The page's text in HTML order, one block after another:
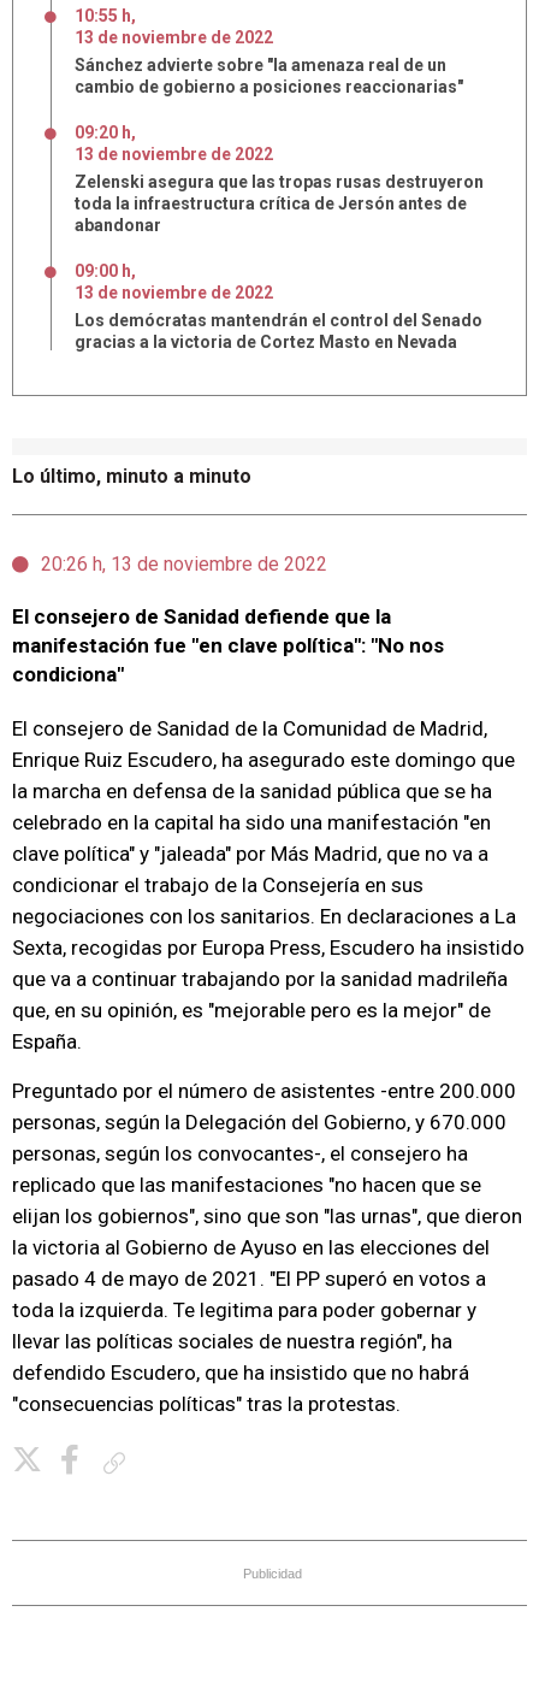
Lo último, minuto a minuto
20:26 h, 13 de noviembre de 2022
El consejero de Sanidad defiende que la
manifestación fue "en clave política": "No nos
condiciona"
El consejero de Sanidad de la Comunidad de Madrid,
Enrique Ruiz Escudero, ha asegurado este domingo que
la marcha en defensa de la sanidad pública que se ha
celebrado en la capital ha sido una manifestación "en
clave política" y "jaleada" por Más Madrid, que no va a
condicionar el trabajo de la Consejería en sus
negociaciones con los sanitarios. En declaraciones a La
Sexta, recogidas por Europa Press, Escudero ha insistido
que va a continuar trabajando por la sanidad madrileña
que, en su opinión, es "mejorable pero es la mejor" de
España.
Preguntado por el número de asistentes -entre 200.000
personas, según la Delegación del Gobierno, y 670.000
personas, según los convocantes-, el consejero ha
replicado que las manifestaciones "no hacen que se
elijan los gobiernos", sino que son "las urnas", que dieron
la victoria al Gobierno de Ayuso en las elecciones del
pasado 4 de mayo de 2021. "El PP superó en votos a
toda la izquierda. Te legitima para poder gobernar y
llevar las políticas sociales de nuestra región", ha
defendido Escudero, que ha insistido que no habrá
"consecuencias políticas" tras la protestas.
Publicidad
10:55 h,
13 de noviembre de 2022
Sánchez advierte sobre "la amenaza real de un
cambio de gobierno a posiciones reaccionarias"
09:20 h,
13 de noviembre de 2022
Zelenski asegura que las tropas rusas destruyeron
toda la infraestructura crítica de Jersón antes de
abandonar
09:00 h,
13 de noviembre de 2022
Los demócratas mantendrán el control del Senado
gracias a la victoria de Cortez Masto en Nevada